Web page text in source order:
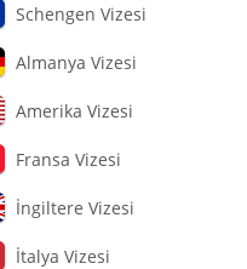
Schengen Vizesi
Almanya Vizesi
Amerika Vizesi
Fransa Vizesi
İngiltere Vizesi
İtalya Vizesi